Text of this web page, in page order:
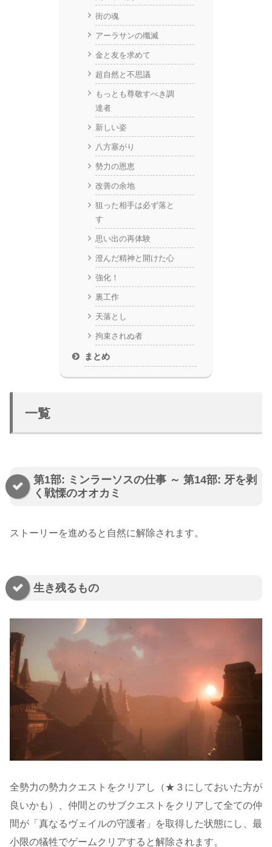
街の魂
アーラサンの殲滅
金と友を求めて
超自然と不思議
もっとも尊敬すべき調
達者
新しい姿
八方塞がり
勢力の恩恵
改善の余地
狙った相手は必ず落と
す
思い出の再体験
澄んだ精神と開けた心
強化！
裏工作
天落とし
拘束されぬ者
まとめ
一覧
第1部: ミンラーソスの仕事 ～ 第14部: 牙を剥
く戦慄のオオカミ
ストーリーを進めると自然に解除されます。
生き残るもの
全勢力の勢力クエストをクリアし（★３にしておいた方が
良いかも）、仲間とのサブクエストをクリアして全ての仲
間が「真なるヴェイルの守護者」を取得した状態にし、最
小限の犠牲でゲームクリアすると解除されます。